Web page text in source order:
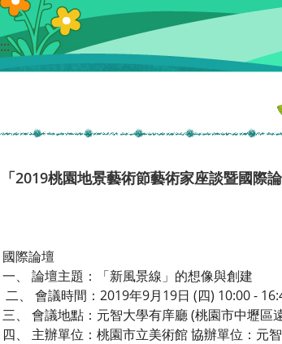
:::
「2019桃園地景藝術節藝術家座談暨國際
國際論壇
一、 論壇主題：「新風景線」的想像與創建
二、 會議時間：2019年9月19日 (四) 10:00 -
三、 會議地點：元智大學有庠廳 (桃園市中壢區
四、 主辦單位：桃園市立美術館 協辦單位：元